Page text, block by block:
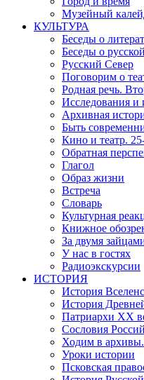
Музейный
КУЛЬТУРА
Беседы о
Беседы о
Русский Север
Поговорим о
Родная речь.
Исследования и
Архивная
Быть
Кино и театр.
Обратная
Глагол
Образ жизни
Встреча
Словарь
Культурная
Книжное
За двумя
У нас в гостях
Радиоэкскурсии
ИСТОРИЯ
История
История
Патриархи XX
Сословия
Ходим в
Уроки истории
Псковская